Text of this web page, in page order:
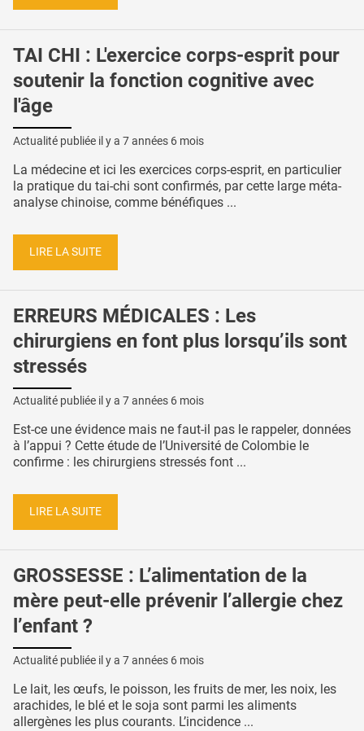
TAI CHI : L'exercice corps-esprit pour
soutenir la fonction cognitive avec
l'âge
Actualité publiée il y a 7 années 6 mois
La médecine et ici les exercices corps-esprit, en particulier
la pratique du tai-chi sont confirmés, par cette large méta-
analyse chinoise, comme bénéfiques ...
LIRE LA SUITE
ERREURS MÉDICALES : Les
chirurgiens en font plus lorsqu’ils sont
stressés
Actualité publiée il y a 7 années 6 mois
Est-ce une évidence mais ne faut-il pas le rappeler, données
à l’appui ? Cette étude de l’Université de Colombie le
confirme : les chirurgiens stressés font ...
LIRE LA SUITE
GROSSESSE : L’alimentation de la
mère peut-elle prévenir l’allergie chez
l’enfant ?
Actualité publiée il y a 7 années 6 mois
Le lait, les œufs, le poisson, les fruits de mer, les noix, les
arachides, le blé et le soja sont parmi les aliments
allergènes les plus courants. L’incidence ...